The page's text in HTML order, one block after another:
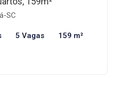
SC
5 Vagas 159 m²